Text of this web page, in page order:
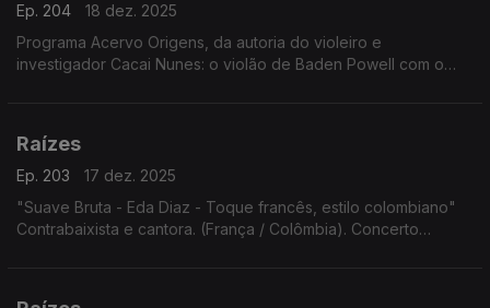
Ep. 204
18 dez. 2025
Programa Acervo Origens, da autoria do violeiro e
investigador Cacai Nunes: o violão de Baden Powell com o
Raízes
Ep. 203
17 dez. 2025
"Suave Bruta - Eda Diaz - Toque francês, estilo colombiano"
Contrabaixista e cantora. (França / Colômbia). Concerto